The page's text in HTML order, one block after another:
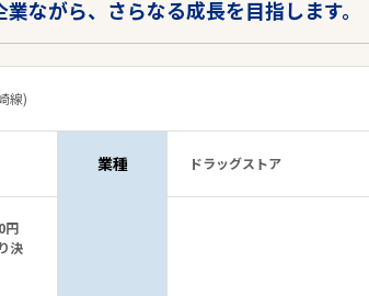
ながら、さらなる成長を目指します。
線)
業種 ドラッグストア
円
決